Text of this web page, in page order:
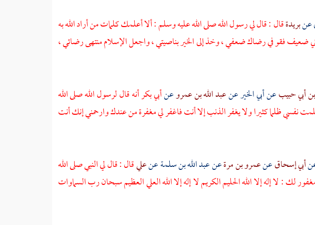
عنبريدةقال : قال لي رسول الله صلى الله عليه وسلم : ألا أعلمك كلمات من أراد الله به
ضعيف فقو في رضاك ضعفي ، وخذ إلى الخير بناصيتي ، واجعل الإسلام منتهى رضائي ،
أبي حبيبعنأبي الخيرعنعبد الله بن عمروعنأبي بكرأنه قال لرسول الله صلى الله
نفسي ظلما كثيرا ولا يغفر الذنب إلا أنت فاغفر لي مغفرة من عندك وارحمني إنك أنت
أبي إسحاقعنعمرو بن مرةعنعبد الله بن سلمةعنعليقال : قال لي النبي صلى الله
لك : لا إله إلا الله الحليم الكريم لا إله إلا الله العلي العظيم سبحان رب السماوات